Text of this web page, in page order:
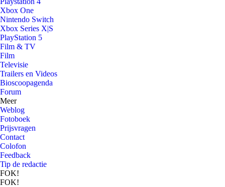
Xbox One
Nintendo Switch
Xbox Series X|S
PlayStation 5
Film & TV
Film
Televisie
Trailers en Videos
Bioscoopagenda
Forum
Meer
Weblog
Fotoboek
Prijsvragen
Contact
Colofon
Feedback
Tip de redactie
FOK!
FOK!